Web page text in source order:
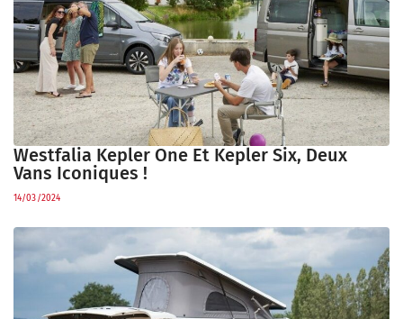
Westfalia Kepler One Et Kepler Six, Deux
Vans Iconiques !
14/03/2024